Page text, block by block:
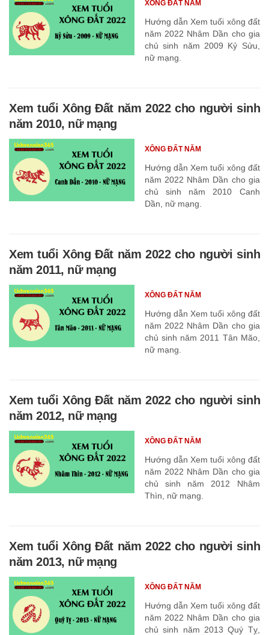
Hướng dẫn Xem tuổi xông đất
năm 2022 Nhâm Dần cho gia
chủ sinh năm 2009 Kỷ Sửu,
nữ mạng.
XÔNG ĐẤT NĂM
Xem tuổi Xông Đất năm 2022 cho người sinh
năm 2010, nữ mạng
Hướng dẫn Xem tuổi xông đất
năm 2022 Nhâm Dần cho gia
chủ sinh năm 2010 Canh
Dần, nữ mạng.
XÔNG ĐẤT NĂM
Xem tuổi Xông Đất năm 2022 cho người sinh
năm 2011, nữ mạng
Hướng dẫn Xem tuổi xông đất
năm 2022 Nhâm Dần cho gia
chủ sinh năm 2011 Tân Mão,
nữ mạng.
XÔNG ĐẤT NĂM
Xem tuổi Xông Đất năm 2022 cho người sinh
năm 2012, nữ mạng
Hướng dẫn Xem tuổi xông đất
năm 2022 Nhâm Dần cho gia
chủ sinh năm 2012 Nhâm
Thìn, nữ mạng.
XÔNG ĐẤT NĂM
Xem tuổi Xông Đất năm 2022 cho người sinh
năm 2013, nữ mạng
Hướng dẫn Xem tuổi xông đất
năm 2022 Nhâm Dần cho gia
chủ sinh năm 2013 Quý Tỵ,
XÔNG ĐẤT NĂM